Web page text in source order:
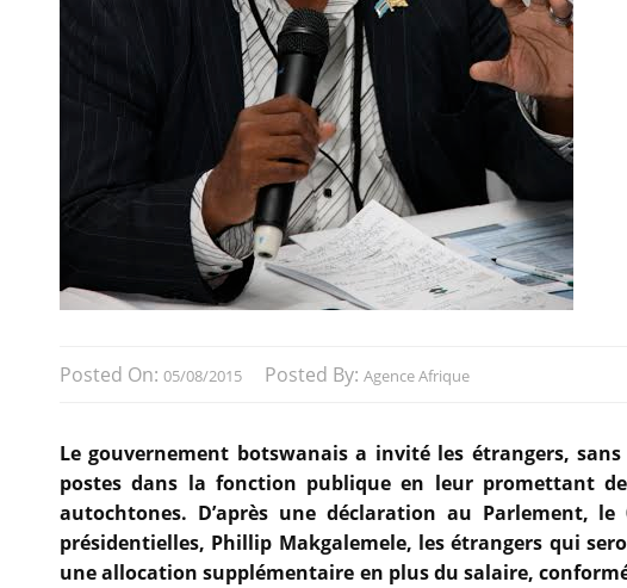
Posted On: 05/08/2015 Posted By: Agence Afrique
Le gouvernement botswanais a invité les étrangers,
postes dans la fonction publique en leur promettant
autochtones. D’après une déclaration au Parlement,
présidentielles, Phillip Makgalemele, les étrangers qui
une allocation supplémentaire en plus du salaire,